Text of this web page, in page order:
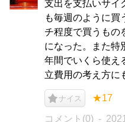
支出を支払いサイ
も毎週のように買
チ程度で買うもの
になった。また特
年間でいくら使え
立費用の考え方に
ナイス ★17
コメント(0)